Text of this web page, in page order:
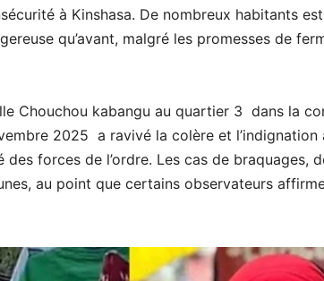
à Kinshasa. De nombreux habitants
qu’avant, malgré les promesses de
Chouchou kabangu au quartier 3 dans la
2025 a ravivé la colère et l’indignation
des forces de l’ordre. Les cas de braquages,
au point que certains observateurs